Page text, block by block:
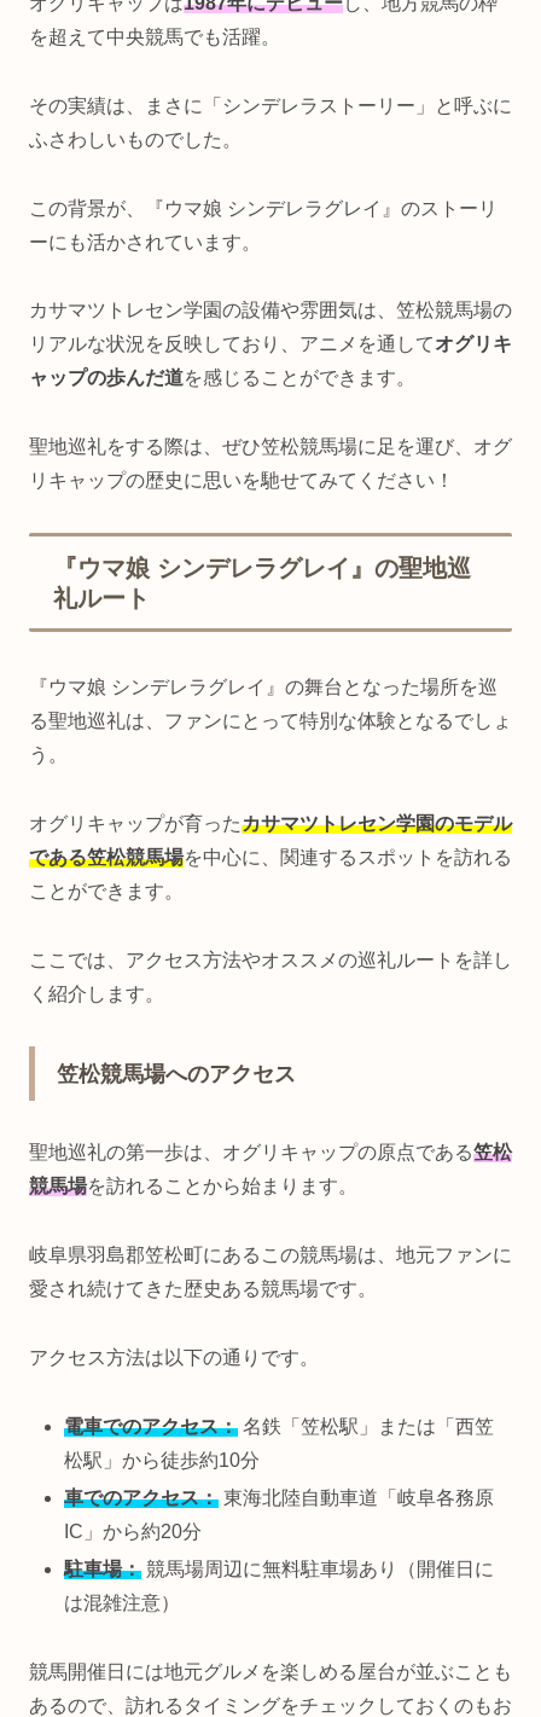
を超えて中央競馬でも活躍。
その実績は、まさに「シンデレラストーリー」と呼ぶに
ふさわしいものでした。
この背景が、『ウマ娘 シンデレラグレイ』のストーリ
ーにも活かされています。
カサマツトレセン学園の設備や雰囲気は、笠松競馬場の
リアルな状況を反映しており、アニメを通してオグリキ
ャップの歩んだ道を感じることができます。
聖地巡礼をする際は、ぜひ笠松競馬場に足を運び、オグ
リキャップの歴史に思いを馳せてみてください！
『ウマ娘 シンデレラグレイ』の聖地巡
礼ルート
『ウマ娘 シンデレラグレイ』の舞台となった場所を巡
る聖地巡礼は、ファンにとって特別な体験となるでしょ
う。
オグリキャップが育ったカサマツトレセン学園のモデル
である笠松競馬場を中心に、関連するスポットを訪れる
ことができます。
ここでは、アクセス方法やオススメの巡礼ルートを詳し
く紹介します。
笠松競馬場へのアクセス
聖地巡礼の第一歩は、オグリキャップの原点である笠松
競馬場を訪れることから始まります。
岐阜県羽島郡笠松町にあるこの競馬場は、地元ファンに
愛され続けてきた歴史ある競馬場です。
アクセス方法は以下の通りです。
電車でのアクセス： 名鉄「笠松駅」または「西笠
松駅」から徒歩約10分
車でのアクセス： 東海北陸自動車道「岐阜各務原
IC」から約20分
駐車場： 競馬場周辺に無料駐車場あり（開催日に
は混雑注意）
競馬開催日には地元グルメを楽しめる屋台が並ぶことも
あるので、訪れるタイミングをチェックしておくのもお